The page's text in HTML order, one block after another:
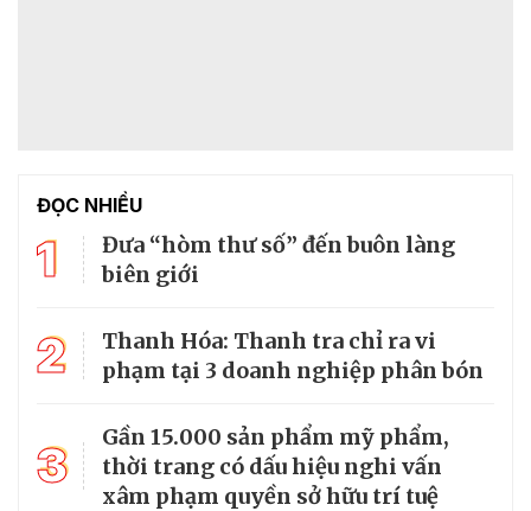
ĐỌC NHIỀU
1
Đưa “hòm thư số” đến buôn làng
biên giới
2
Thanh Hóa: Thanh tra chỉ ra vi
phạm tại 3 doanh nghiệp phân bón
3
Gần 15.000 sản phẩm mỹ phẩm,
thời trang có dấu hiệu nghi vấn
xâm phạm quyền sở hữu trí tuệ